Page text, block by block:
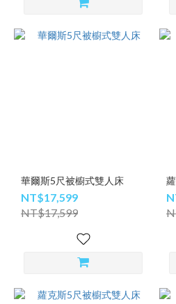
華爾斯5尺被櫥式雙人床
NT$17,599
NT$17,599